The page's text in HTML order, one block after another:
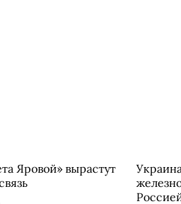
Яровой» вырастут